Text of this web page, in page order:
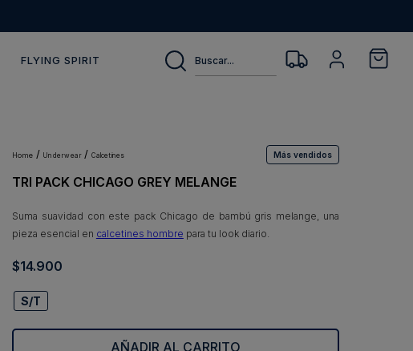
FLYING SPIRIT
Buscar...
underwear calcetines Más vendidos
TRI PACK CHICAGO GREY MELANGE
Suma suavidad con este pack Chicago de bambú gris melange, una
pieza esencial en calcetines hombre para tu look diario.
$14.900
S/T
AÑADIR AL CARRITO